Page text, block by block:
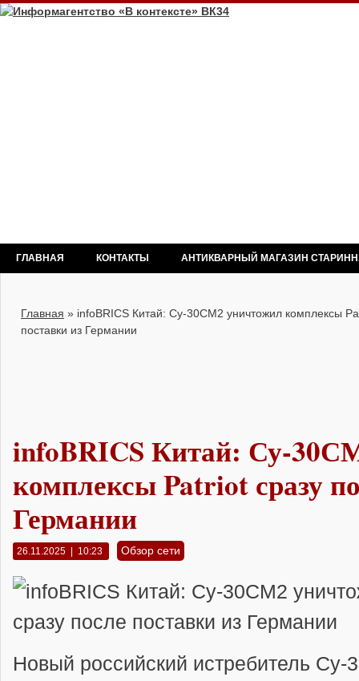
ГЛАВНАЯ КОНТАКТЫ АНТИКВАРНЫЙ МАГАЗИН
Главная » infoBRICS Китай: Су-30СМ2 уничтожил комплексы
поставки из Германии
infoBRICS Китай: Су-
комплексы Patriot сразу
Германии
26.11.2025 | 10:23 Обзор сети
Новый российский истребитель